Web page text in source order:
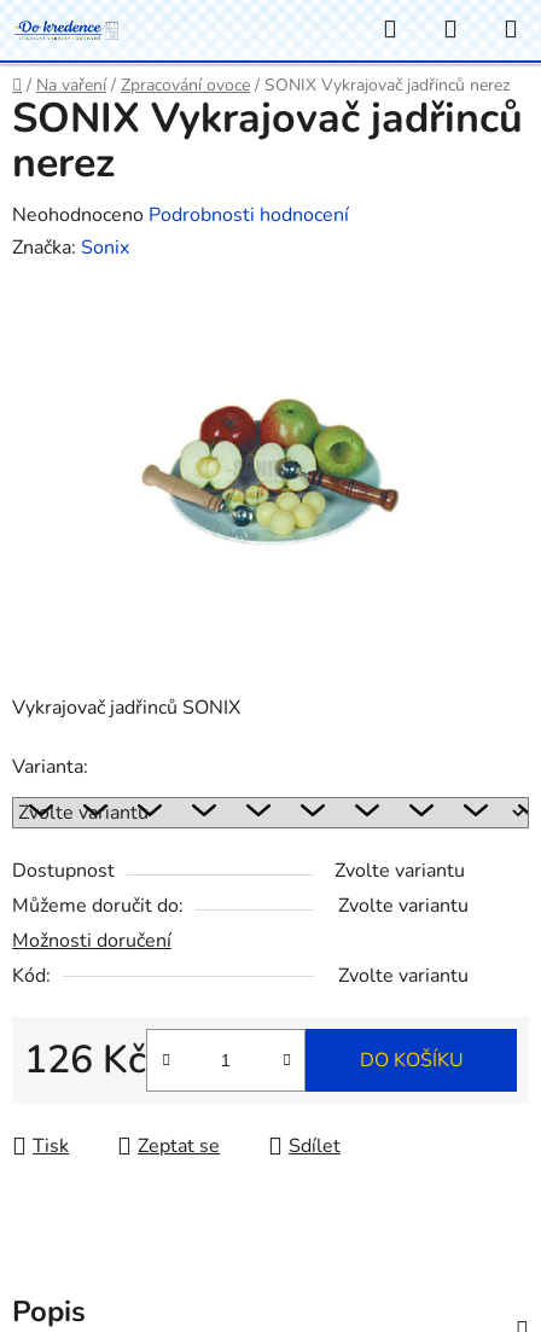
Přejít
na
obsah
Hledat
KOŠÍK
Domů
/ Na vaření / Zpracování ovoce / SONIX Vykrajovač jadřinců nerez
Vykrajovač jadřinců SONIX
Varianta:
Dostupnost
Zvolte variantu
Můžeme doručit do:
Zvolte variantu
Možnosti doručení
Kód:
Zvolte variantu
126 Kč DO KOŠÍKU
Tisk Zeptat se Sdílet
SONIX Vykrajovač jadřinců
nerez
Průměrné
hodnocení
Neohodnoceno Podrobnosti hodnocení
Značka: Sonix
Popis